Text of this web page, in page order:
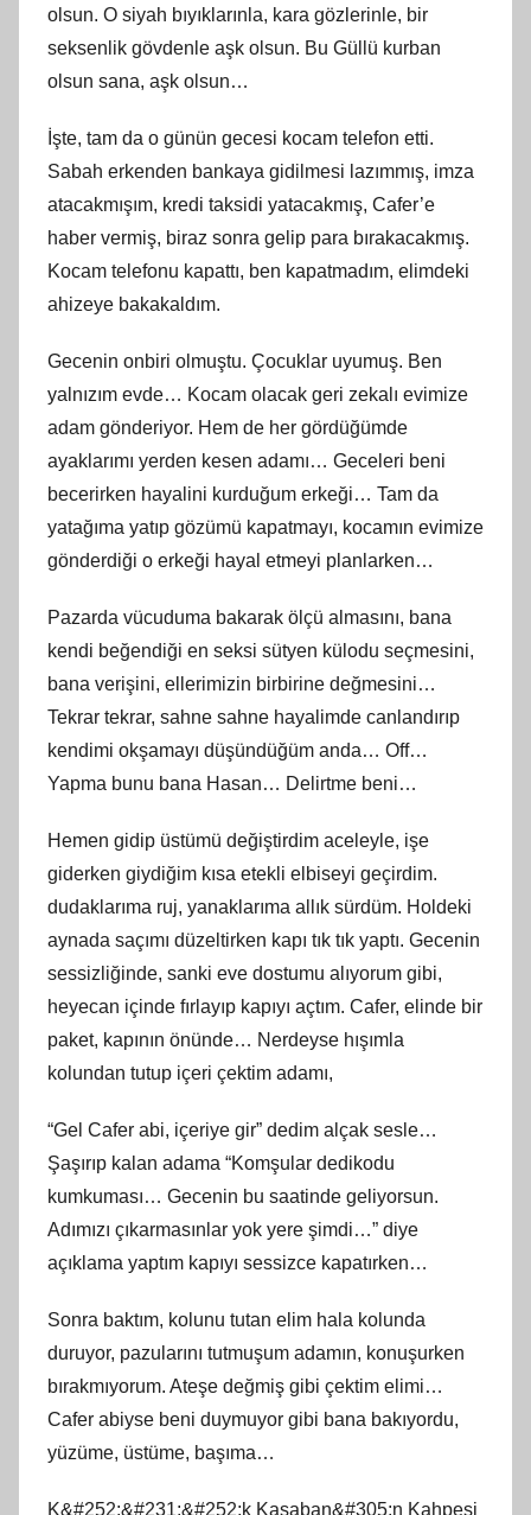
olsun. O siyah bıyıklarınla, kara gözlerinle, bir
seksenlik gövdenle aşk olsun. Bu Güllü kurban
olsun sana, aşk olsun…
İşte, tam da o günün gecesi kocam telefon etti.
Sabah erkenden bankaya gidilmesi lazımmış, imza
atacakmışım, kredi taksidi yatacakmış, Cafer’e
haber vermiş, biraz sonra gelip para bırakacakmış.
Kocam telefonu kapattı, ben kapatmadım, elimdeki
ahizeye bakakaldım.
Gecenin onbiri olmuştu. Çocuklar uyumuş. Ben
yalnızım evde… Kocam olacak geri zekalı evimize
adam gönderiyor. Hem de her gördüğümde
ayaklarımı yerden kesen adamı… Geceleri beni
becerirken hayalini kurduğum erkeği… Tam da
yatağıma yatıp gözümü kapatmayı, kocamın evimize
gönderdiği o erkeği hayal etmeyi planlarken…
Pazarda vücuduma bakarak ölçü almasını, bana
kendi beğendiği en seksi sütyen külodu seçmesini,
bana verişini, ellerimizin birbirine değmesini…
Tekrar tekrar, sahne sahne hayalimde canlandırıp
kendimi okşamayı düşündüğüm anda… Off…
Yapma bunu bana Hasan… Delirtme beni…
Hemen gidip üstümü değiştirdim aceleyle, işe
giderken giydiğim kısa etekli elbiseyi geçirdim.
dudaklarıma ruj, yanaklarıma allık sürdüm. Holdeki
aynada saçımı düzeltirken kapı tık tık yaptı. Gecenin
sessizliğinde, sanki eve dostumu alıyorum gibi,
heyecan içinde fırlayıp kapıyı açtım. Cafer, elinde bir
paket, kapının önünde… Nerdeyse hışımla
kolundan tutup içeri çektim adamı,
“Gel Cafer abi, içeriye gir” dedim alçak sesle…
Şaşırıp kalan adama “Komşular dedikodu
kumkuması… Gecenin bu saatinde geliyorsun.
Adımızı çıkarmasınlar yok yere şimdi…” diye
açıklama yaptım kapıyı sessizce kapatırken…
Sonra baktım, kolunu tutan elim hala kolunda
duruyor, pazularını tutmuşum adamın, konuşurken
bırakmıyorum. Ateşe değmiş gibi çektim elimi…
Cafer abiyse beni duymuyor gibi bana bakıyordu,
yüzüme, üstüme, başıma…
K&#252;&#231;&#252;k Kasaban&#305;n Kahpesi